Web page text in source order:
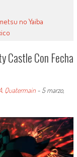
no Yaiba
Castle Con Fecha
Quatermain- 5 marzo,